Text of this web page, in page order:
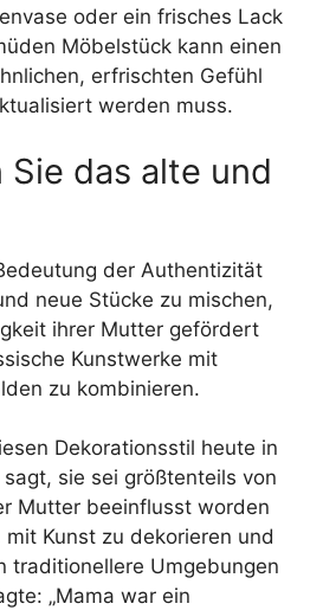
oder ein frisches Lack
Möbelstück kann einen
erfrischten Gefühl
werden muss.
Sie das alte und
der Authentizität
neue Stücke zu mischen,
ihrer Mutter gefördert
Kunstwerke mit
zu kombinieren.
Dekorationsstil heute in
sie sei größtenteils von
Mutter beeinflusst worden
Kunst zu dekorieren und
traditionellere Umgebungen
„Mama war ein